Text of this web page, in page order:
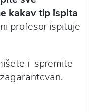
kakav tip ispita
profesor ispituje
i spremite